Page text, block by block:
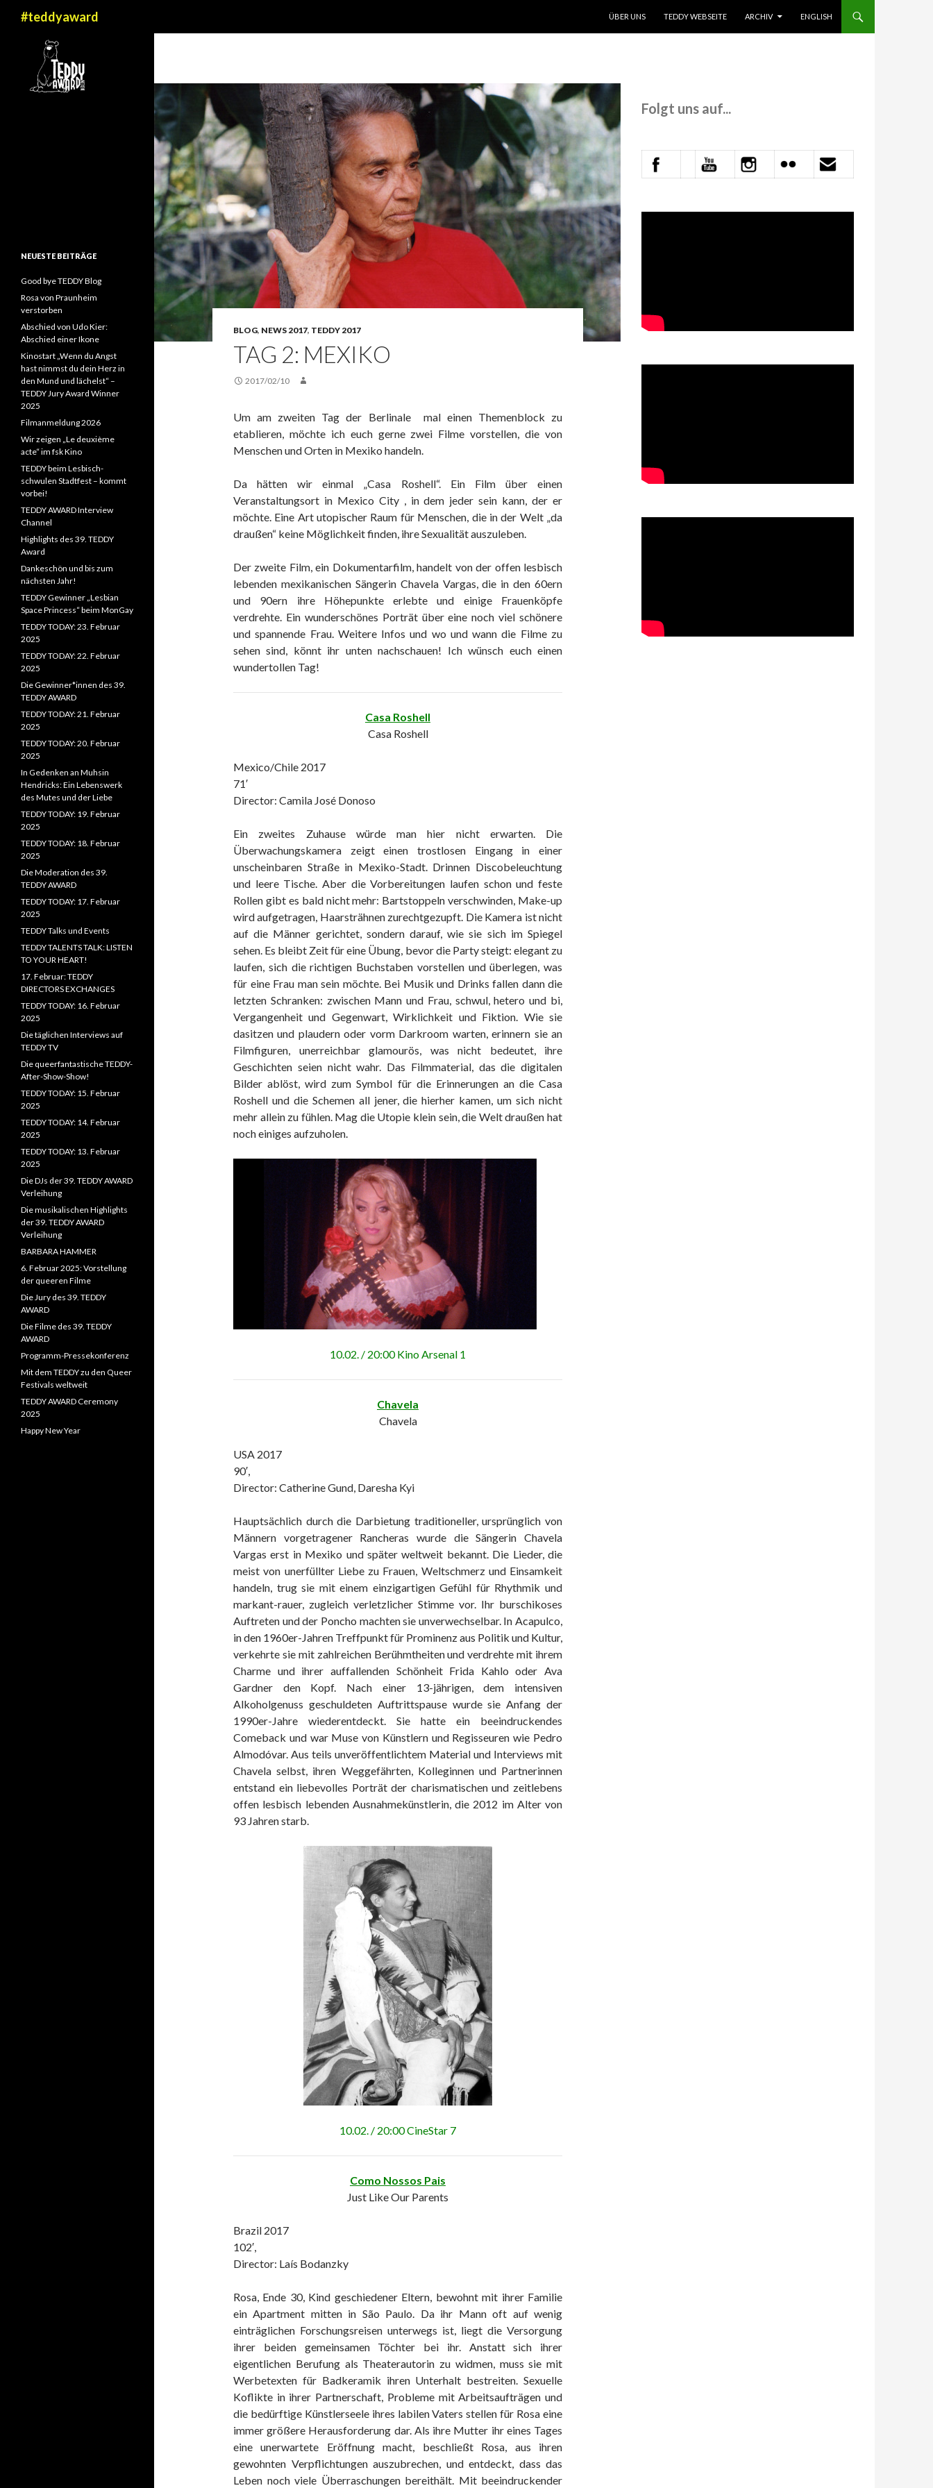
#teddyaward
ÜBER UNS
TEDDY WEBSEITE ARCHIV ENGLISH
BLOG, NEWS 2017, TEDDY 2017
TAG 2: MEXIKO
2017/02/10
Um am zweiten Tag der Berlinale mal einen Themenblock zu
etablieren, möchte ich euch gerne zwei Filme vorstellen, die von
Menschen und Orten in Mexiko handeln.
Da hätten wir einmal „Casa Roshell“. Ein Film über einen
Veranstaltungsort in Mexico City , in dem jeder sein kann, der er
möchte. Eine Art utopischer Raum für Menschen, die in der Welt „da
draußen“ keine Möglichkeit finden, ihre Sexualität auszuleben.
Der zweite Film, ein Dokumentarfilm, handelt von der offen lesbisch
lebenden mexikanischen Sängerin Chavela Vargas, die in den 60ern
und 90ern ihre Höhepunkte erlebte und einige Frauenköpfe
verdrehte. Ein wunderschönes Porträt über eine noch viel schönere
und spannende Frau. Weitere Infos und wo und wann die Filme zu
sehen sind, könnt ihr unten nachschauen! Ich wünsch euch einen
wundertollen Tag!
Casa Roshell
Casa Roshell
Mexico/Chile 2017
71′
Director: Camila José Donoso
Ein zweites Zuhause würde man hier nicht erwarten. Die
Überwachungskamera zeigt einen trostlosen Eingang in einer
unscheinbaren Straße in Mexiko-Stadt. Drinnen Discobeleuchtung
und leere Tische. Aber die Vorbereitungen laufen schon und feste
Rollen gibt es bald nicht mehr: Bartstoppeln verschwinden, Make-up
wird aufgetragen, Haarsträhnen zurechtgezupft. Die Kamera ist nicht
auf die Männer gerichtet, sondern darauf, wie sie sich im Spiegel
sehen. Es bleibt Zeit für eine Übung, bevor die Party steigt: elegant zu
laufen, sich die richtigen Buchstaben vorstellen und überlegen, was
für eine Frau man sein möchte. Bei Musik und Drinks fallen dann die
letzten Schranken: zwischen Mann und Frau, schwul, hetero und bi,
Vergangenheit und Gegenwart, Wirklichkeit und Fiktion. Wie sie
dasitzen und plaudern oder vorm Darkroom warten, erinnern sie an
Filmfiguren, unerreichbar glamourös, was nicht bedeutet, ihre
Geschichten seien nicht wahr. Das Filmmaterial, das die digitalen
Bilder ablöst, wird zum Symbol für die Erinnerungen an die Casa
Roshell und die Schemen all jener, die hierher kamen, um sich nicht
mehr allein zu fühlen. Mag die Utopie klein sein, die Welt draußen hat
noch einiges aufzuholen.
10.02. / 20:00 Kino Arsenal 1
Chavela
Chavela
USA 2017
90′,
Director: Catherine Gund, Daresha Kyi
Hauptsächlich durch die Darbietung traditioneller, ursprünglich von
Männern vorgetragener Rancheras wurde die Sängerin Chavela
Vargas erst in Mexiko und später weltweit bekannt. Die Lieder, die
meist von unerfüllter Liebe zu Frauen, Weltschmerz und Einsamkeit
handeln, trug sie mit einem einzigartigen Gefühl für Rhythmik und
markant-rauer, zugleich verletzlicher Stimme vor. Ihr burschikoses
Auftreten und der Poncho machten sie unverwechselbar. In Acapulco,
in den 1960er-Jahren Treffpunkt für Prominenz aus Politik und Kultur,
verkehrte sie mit zahlreichen Berühmtheiten und verdrehte mit ihrem
Charme und ihrer auffallenden Schönheit Frida Kahlo oder Ava
Gardner den Kopf. Nach einer 13-jährigen, dem intensiven
Alkoholgenuss geschuldeten Auftrittspause wurde sie Anfang der
1990er-Jahre wiederentdeckt. Sie hatte ein beeindruckendes
Comeback und war Muse von Künstlern und Regisseuren wie Pedro
Almodóvar. Aus teils unveröffentlichtem Material und Interviews mit
Chavela selbst, ihren Weggefährten, Kolleginnen und Partnerinnen
entstand ein liebevolles Porträt der charismatischen und zeitlebens
offen lesbisch lebenden Ausnahmekünstlerin, die 2012 im Alter von
93 Jahren starb.
10.02. / 20:00 CineStar 7
Como Nossos Pais
Just Like Our Parents
Brazil 2017
102′,
Director: Laís Bodanzky
Rosa, Ende 30, Kind geschiedener Eltern, bewohnt mit ihrer Familie
ein Apartment mitten in São Paulo. Da ihr Mann oft auf wenig
einträglichen Forschungsreisen unterwegs ist, liegt die Versorgung
ihrer beiden gemeinsamen Töchter bei ihr. Anstatt sich ihrer
eigentlichen Berufung als Theaterautorin zu widmen, muss sie mit
Werbetexten für Badkeramik ihren Unterhalt bestreiten. Sexuelle
Koflikte in ihrer Partnerschaft, Probleme mit Arbeitsaufträgen und
die bedürftige Künstlerseele ihres labilen Vaters stellen für Rosa eine
immer größere Herausforderung dar. Als ihre Mutter ihr eines Tages
eine unerwartete Eröffnung macht, beschließt Rosa, aus ihren
gewohnten Verpflichtungen auszubrechen, und entdeckt, dass das
Leben noch viele Überraschungen bereithält. Mit beeindruckender
Folgt uns auf...
NEUESTE BEITRÄGE
Good bye TEDDY Blog
Rosa von Praunheim
verstorben
Abschied von Udo Kier:
Abschied einer Ikone
Kinostart „Wenn du Angst
hast nimmst du dein Herz in
den Mund und lächelst“ –
TEDDY Jury Award Winner
2025
Filmanmeldung 2026
Wir zeigen „Le deuxième
acte“ im fsk Kino
TEDDY beim Lesbisch-
schwulen Stadtfest – kommt
vorbei!
TEDDY AWARD Interview
Channel
Highlights des 39. TEDDY
Award
Dankeschön und bis zum
nächsten Jahr!
TEDDY Gewinner „Lesbian
Space Princess“ beim MonGay
TEDDY TODAY: 23. Februar
2025
TEDDY TODAY: 22. Februar
2025
Die Gewinner*innen des 39.
TEDDY AWARD
TEDDY TODAY: 21. Februar
2025
TEDDY TODAY: 20. Februar
2025
In Gedenken an Muhsin
Hendricks: Ein Lebenswerk
des Mutes und der Liebe
TEDDY TODAY: 19. Februar
2025
TEDDY TODAY: 18. Februar
2025
Die Moderation des 39.
TEDDY AWARD
TEDDY TODAY: 17. Februar
2025
TEDDY Talks und Events
TEDDY TALENTS TALK: LISTEN
TO YOUR HEART!
17. Februar: TEDDY
DIRECTORS EXCHANGES
TEDDY TODAY: 16. Februar
2025
Die täglichen Interviews auf
TEDDY TV
Die queerfantastische TEDDY-
After-Show-Show!
TEDDY TODAY: 15. Februar
2025
TEDDY TODAY: 14. Februar
2025
TEDDY TODAY: 13. Februar
2025
Die DJs der 39. TEDDY AWARD
Verleihung
Die musikalischen Highlights
der 39. TEDDY AWARD
Verleihung
BARBARA HAMMER
6. Februar 2025: Vorstellung
der queeren Filme
Die Jury des 39. TEDDY
AWARD
Die Filme des 39. TEDDY
AWARD
Programm-Pressekonferenz
Mit dem TEDDY zu den Queer
Festivals weltweit
TEDDY AWARD Ceremony
2025
Happy New Year